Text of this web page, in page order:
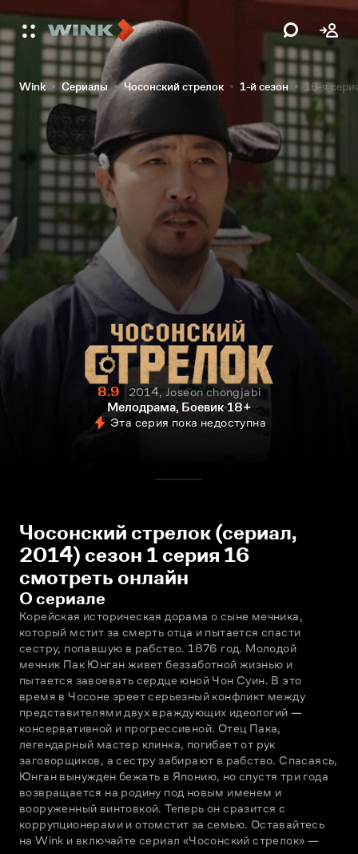
Wink Сериалы Чосонский стрелок 1-й сезон 16-я
8.9
2014, Joseon chongjabi
Мелодрама, Боевик 18+
Эта серия пока недоступна
Чосонский стрелок (сериал,
2014) сезон 1 серия 16
смотреть онлайн
О сериале
Корейская историческая дорама о сыне мечника,
который мстит за смерть отца и пытается спасти
сестру, попавшую в рабство. 1876 год. Молодой
мечник Пак Юнган живет беззаботной жизнью и
пытается завоевать сердце юной Чон Суин. В это
время в Чосоне зреет серьезный конфликт между
представителями двух враждующих идеологий —
консервативной и прогрессивной. Отец Пака,
легендарный мастер клинка, погибает от рук
заговорщиков, а сестру забирают в рабство. Спасаясь,
Юнган вынужден бежать в Японию, но спустя три года
возвращается на родину под новым именем и
вооруженный винтовкой. Теперь он сразится с
коррупционерами и отомстит за семью. Оставайтесь
на Wink и включайте сериал «Чосонский стрелок» —